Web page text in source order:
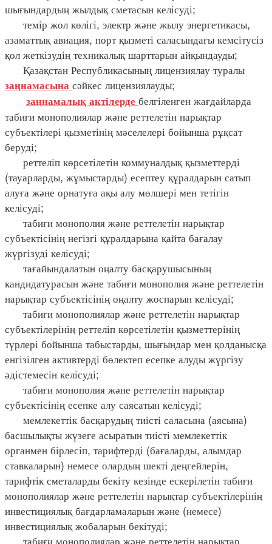
шығындардың жылдық сметасын келісуді;
темір жол көлігі, электр және жылу энергетикасы,
азаматтық авиация, порт қызметі саласындағы кемсітусіз
қол жеткізудің техникалық шарттарын айқындауды;
Қазақстан Республикасының лицензиялау туралы
заңнамасына сәйкес лицензиялауды;
заңнамалық актілерде белгіленген жағдайларда
табиғи монополиялар және реттелетін нарықтар
субъектілері қызметінің мәселелері бойынша рұқсат
беруді;
реттеліп көрсетілетін коммуналдық қызметтерді
(тауарларды, жұмыстарды) есептеу құралдарын сатып
алуға және орнатуға ақы алу мөлшері мен тетігін
келісуді;
табиғи монополия және реттелетін нарықтар
субъектісінің негізгі құралдарына қайта бағалау
жүргізуді келісуді;
тағайындалатын оңалту басқарушысының
кандидатурасын және табиғи монополия және реттелетін
нарықтар субъектісінің оңалту жоспарын келісуді;
табиғи монополиялар және реттелетін нарықтар
субъектілерінің реттеліп көрсетілетін қызметтерінің
түрлері бойынша табыстарды, шығындар мен қолданысқа
енгізілген активтерді бөлектеп есепке алуды жүргізу
әдістемесін келісуді;
табиғи монополия және реттелетін нарықтар
субъектісінің есепке алу саясатын келісуді;
мемлекеттік басқарудың тиісті саласына (аясына)
басшылықты жүзеге асыратын тиісті мемлекеттік
органмен бірлесіп, тарифтерді (бағаларды, алымдар
ставкаларын) немесе олардың шекті деңгейлерін,
тарифтік сметаларды бекіту кезінде ескерілетін табиғи
монополиялар және реттелетін нарықтар субъектілерінің
инвестициялық бағдарламаларын және (немесе)
инвестициялық жобаларын бекітуді;
табиғи монополиялар және реттелетін нарықтар